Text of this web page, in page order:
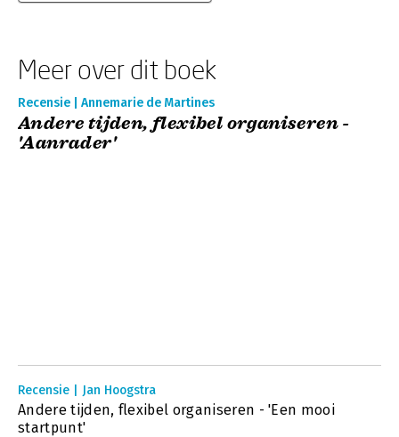
Meer over dit boek
Recensie | Annemarie de Martines
Andere tijden, flexibel organiseren -
'Aanrader'
Recensie | Jan Hoogstra
Andere tijden, flexibel organiseren - 'Een mooi
startpunt'